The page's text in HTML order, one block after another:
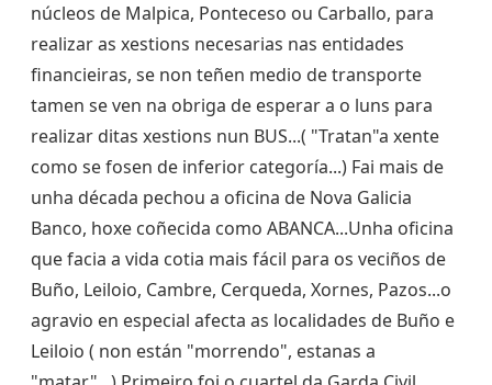
núcleos de Malpica, Ponteceso ou Carballo, para
realizar as xestions necesarias nas entidades
financieiras, se non teñen medio de transporte
tamen se ven na obriga de esperar a o luns para
realizar ditas xestions nun BUS...( "Tratan"a xente
como se fosen de inferior categoría...) Fai mais de
unha década pechou a oficina de Nova Galicia
Banco, hoxe coñecida como ABANCA...Unha oficina
que facia a vida cotia mais fácil para os veciños de
Buño, Leiloio, Cambre, Cerqueda, Xornes, Pazos...o
agravio en especial afecta as localidades de Buño e
Leiloio ( non están "morrendo", estanas a